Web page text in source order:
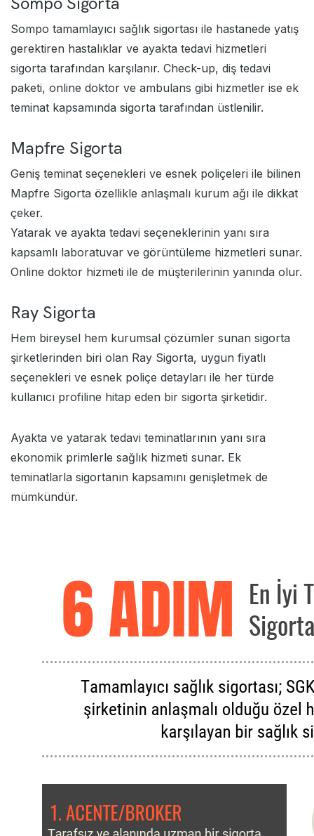
Sompo tamamlayıcı sağlık sigortası ile hastanede yatış
gerektiren hastalıklar ve ayakta tedavi hizmetleri
sigorta tarafından karşılanır. Check-up, diş tedavi
paketi, online doktor ve ambulans gibi hizmetler ise ek
teminat kapsamında sigorta tarafından üstlenilir.
Mapfre Sigorta
Geniş teminat seçenekleri ve esnek poliçeleri ile bilinen
Mapfre Sigorta özellikle anlaşmalı kurum ağı ile dikkat
çeker.
Yatarak ve ayakta tedavi seçeneklerinin yanı sıra
kapsamlı laboratuvar ve görüntüleme hizmetleri sunar.
Online doktor hizmeti ile de müşterilerinin yanında olur.
Ray Sigorta
Hem bireysel hem kurumsal çözümler sunan sigorta
şirketlerinden biri olan Ray Sigorta, uygun fiyatlı
seçenekleri ve esnek poliçe detayları ile her türde
kullanıcı profiline hitap eden bir sigorta şirketidir.
Ayakta ve yatarak tedavi teminatlarının yanı sıra
ekonomik primlerle sağlık hizmeti sunar. Ek
teminatlarla sigortanın kapsamını genişletmek de
mümkündür.